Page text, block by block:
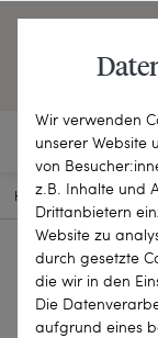
HOME
Wir verwenden
unserer Website
von
z.B. Inhalte und
Drittanbietern
Website zu
durch gesetzte
die wir in den
Die
aufgrund eines